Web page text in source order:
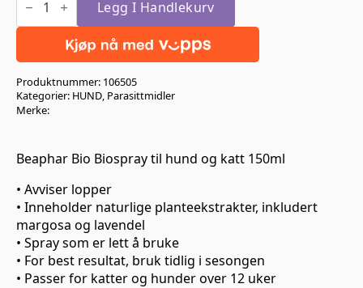
Bio
til
og
150ml
antall
Legg I Handlekurv
Produktnummer: 106505
Kategorier: HUND, Parasittmidler
Merke:
Beaphar Bio Biospray til hund og katt 150ml
• Avviser lopper
• Inneholder naturlige planteekstrakter, inkludert
margosa og lavendel
• Spray som er lett å bruke
• For best resultat, bruk tidlig i sesongen
• Passer for katter og hunder over 12 uker